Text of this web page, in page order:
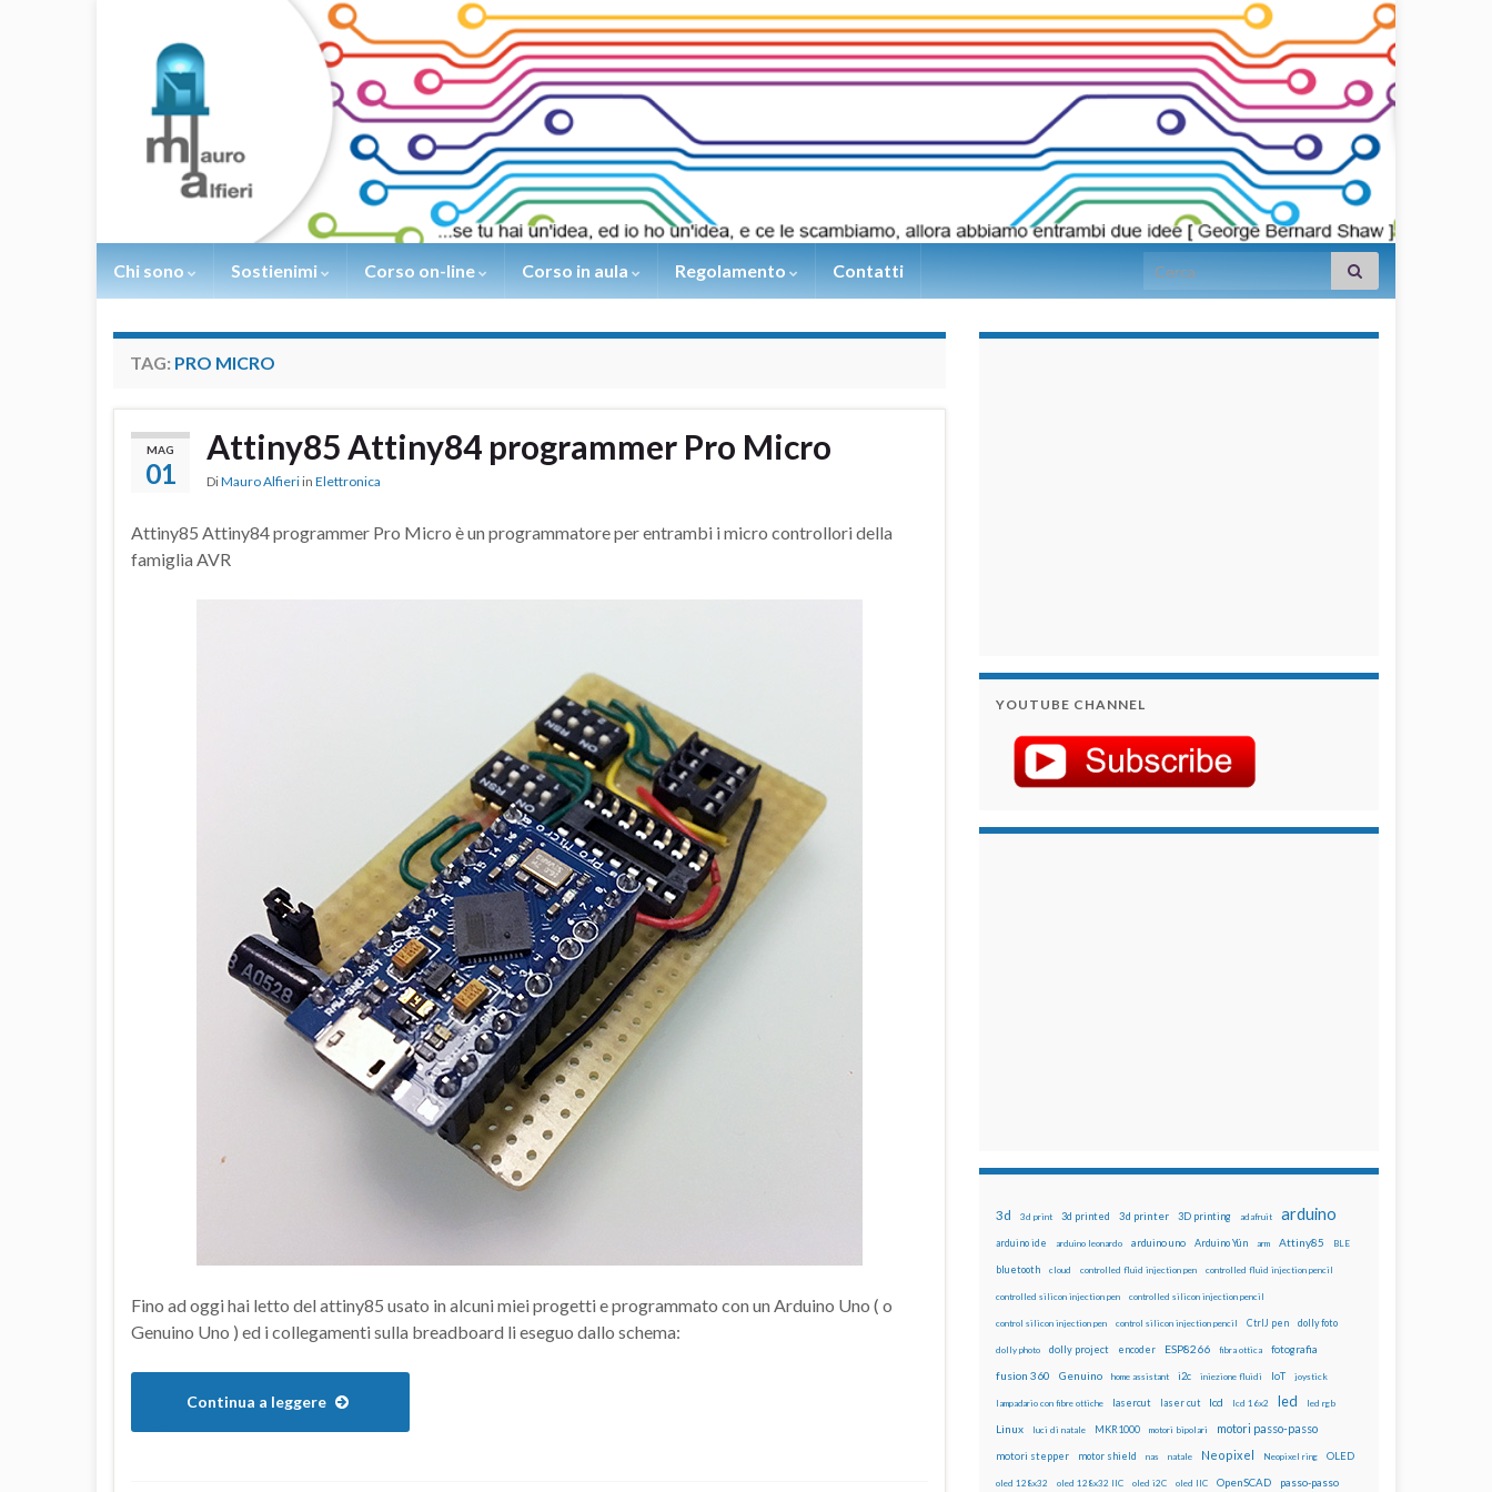
Chi sono Sostienimi Corso on-line Corso in aula Regolamento Contatti Search for:
TAG: PRO MICRO
MAG
01
Attiny85 Attiny84 programmer Pro Micro
DiMauro Alfieri in Elettronica
Attiny85 Attiny84 programmer Pro Micro è un programmatore per entrambi i micro controllori della
famiglia AVR
Fino ad oggi hai letto del attiny85 usato in alcuni miei progetti e programmato con un Arduino Uno ( o
Genuino Uno ) ed i collegamenti sulla breadboard li eseguo dallo schema:
Continua a leggere
YOUTUBE CHANNEL
3d 3d print 3d printed 3d printer 3D printing adafruit arduino
arduino ide arduino leonardo arduino uno Arduino Yún arm Attiny85 BLE
bluetooth cloud controlled fluid injection pen controlled fluid injection pencil
controlled silicon injection pen controlled silicon injection pencil
control silicon injection pen control silicon injection pencil CtrlJ pen dolly foto
dolly photo dolly project encoder ESP8266 fibra ottica fotografia
fusion 360 Genuino home assistant i2c iniezione fluidi IoT joystick
lampadario con fibre ottiche lasercut laser cut lcd lcd 16x2 led led rgb
Linux luci di natale MKR1000 motori bipolari motori passo-passo
motori stepper motor shield nas natale Neopixel Neopixel ring OLED
oled 128x32 oled 128x32 IIC oled i2C oled IIC OpenSCAD passo-passo